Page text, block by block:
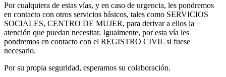
Por cualquiera de estas vías, y en caso de urgencia, les pondremos
en contacto con otros servicios básicos, tales como SERVICIOS
SOCIALES, CENTRO DE MUJER, para derivar a ellos la
atención que puedan necesitar. Igualmente, por esta vía les
pondremos en contacto con el REGISTRO CIVIL si fuese
necesario.
Por su propia seguridad, esperamos su colaboración.